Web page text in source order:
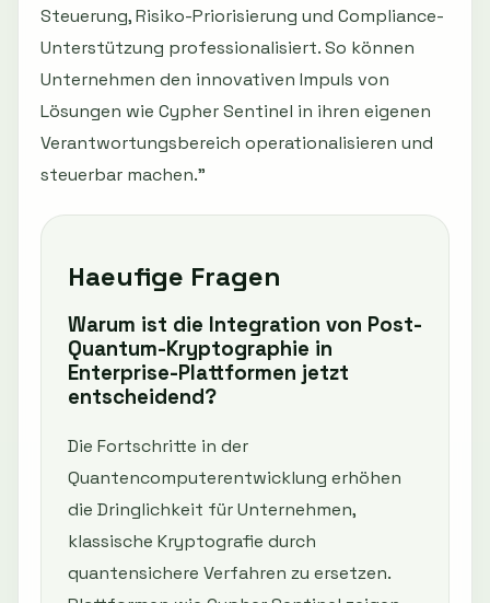
Steuerung, Risiko-Priorisierung und Compliance-
Unterstützung professionalisiert. So können
Unternehmen den innovativen Impuls von
Lösungen wie Cypher Sentinel in ihren eigenen
Verantwortungsbereich operationalisieren und
steuerbar machen."
Haeufige Fragen
Warum ist die Integration von Post-
Quantum-Kryptographie in
Enterprise-Plattformen jetzt
entscheidend?
Die Fortschritte in der
Quantencomputerentwicklung erhöhen
die Dringlichkeit für Unternehmen,
klassische Kryptografie durch
quantensichere Verfahren zu ersetzen.